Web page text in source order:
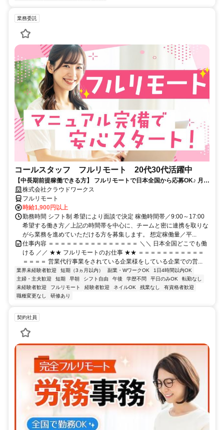
業務委託
コールスタッフ フルリモート 20代30代活躍中
【中長期前提稼働できる方】 フルリモートで日本全国から応募OK♪ 月稼
働80時間で安定収入！
株式会社クラウドワークス
フルリモート
時給1,900円以上
勤務時間 シフト制 希望により面談で決定 稼働時間帯／9:00～17:00
希望する働き方／上記の時間帯を中心に、チームと密に連携を取りな
がら業務を進めていただける方を募集します。 想定稼働量／平...
仕事内容 ＝＝＝＝＝＝＝＝＝＝＝＝＝＝＝ ＼＼ 日本全国どこでも働
ける ／／ ★★ フルリモートのお仕事 ★★ ＝＝＝＝＝＝＝＝＝＝＝
＝＝＝＝ 営業代行事業をされている企業様をしている企業での営...
業界未経験者歓迎 短期（3ヵ月以内） 副業・WワークOK
1日4時間以内OK
主婦・主夫歓迎
短期 早朝 シフト自由 午後 学歴不問 平日のみOK
転勤なし
未経験者歓迎
フルリモート 経験者歓迎 ネイルOK 残業なし
有資格者歓迎
職種変更なし
研修あり
契約社員